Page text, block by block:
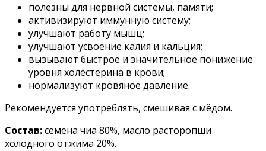
полезны для нервной системы, памяти;
активизируют иммунную систему;
улучшают работу мышц;
улучшают усвоение калия и кальция;
вызывают быстрое и значительное понижение
уровня холестерина в крови;
нормализуют кровяное давление.
Рекомендуется употреблять, смешивая с мёдом.
Состав:семена чиа 80%, масло расторопши
холодного отжима 20%.